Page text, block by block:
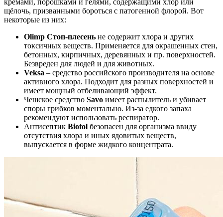
кремами, порошками и гелями, содержащими хлор или
щёлочь, призванными бороться с патогенной флорой. Вот
некоторые из них:
Olimp Стоп-плесень не содержит хлора и других
токсичных веществ. Применяется для окрашенных стен,
бетонных, кирпичных, деревянных и пр. поверхностей.
Безвреден для людей и для животных.
Veksa – средство российского производителя на основе
активного хлора. Подходит для разных поверхностей и
имеет мощный отбеливающий эффект.
Чешское средство Savo имеет распылитель и убивает
споры грибков моментально. Из-за едкого запаха
рекомендуют использовать респиратор.
Антисептик Biotol безопасен для организма ввиду
отсутствия хлора и иных ядовитых веществ,
выпускается в форме жидкого концентрата.